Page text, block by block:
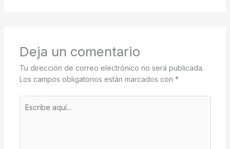
Deja un comentario
Tu dirección de correo electrónico no será publicada.
Los campos obligatorios están marcados con *
aquí...